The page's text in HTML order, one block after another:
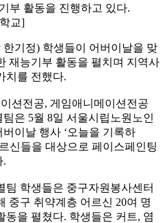
부 활동을 진행하고 있다.
교]
기정) 학생들이 어버이날을 맞
재능기부 활동을 펼치며 지역사
치를 전했다.
션전공, 게임애니메이션전공
은 5월 8일 서울시립노원노인
이날 행사 ‘오늘을 기록하
신들을 대상으로 페이스페인팅
.
팀 학생들은 중구자원봉사센터
중구 취약계층 어르신 20여 명
동을 펼쳤다. 학생들은 커트, 염